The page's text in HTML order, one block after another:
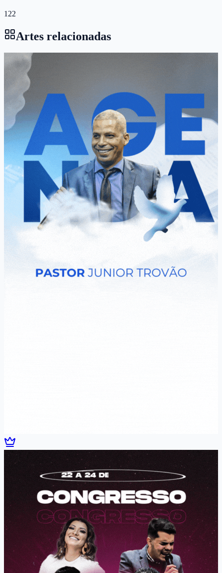
122
Artes relacionadas